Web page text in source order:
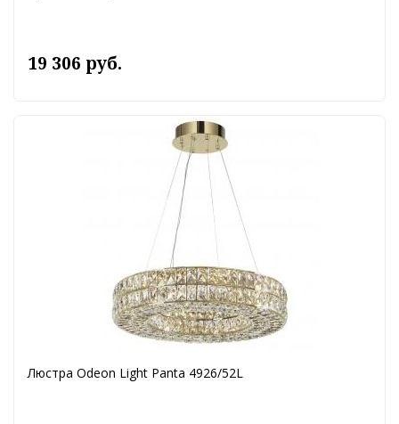
19 306 руб.
Люстра Odeon Light Panta 4926/52L